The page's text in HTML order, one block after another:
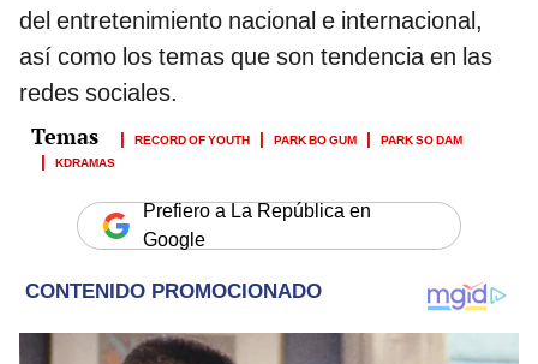
del entretenimiento nacional e internacional,
así como los temas que son tendencia en las
redes sociales.
RECORD OF YOUTH PARK BO GUM
PARK SO DAM
KDRAMAS
Prefiero a La República en
Google